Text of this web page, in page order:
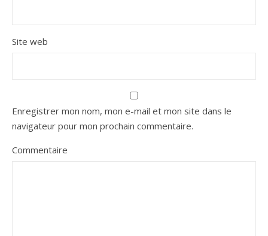
Site web
Enregistrer mon nom, mon e-mail et mon site dans le
navigateur pour mon prochain commentaire.
Commentaire